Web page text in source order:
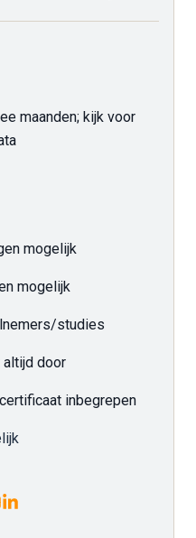
maanden; kijk voor
mogelijk
mogelijk
studies
altijd door
inbegrepen